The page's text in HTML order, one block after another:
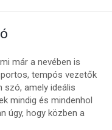
már a nevében is
tempós vezetők
amely ideális
mindig és mindenhol
úgy, hogy közben a